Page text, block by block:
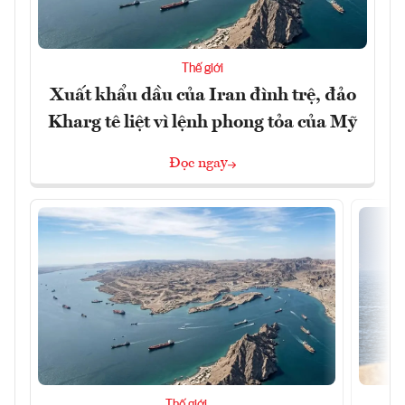
Thế giới
Xuất khẩu dầu của Iran đình trệ, đảo
Kharg tê liệt vì lệnh phong tỏa của Mỹ
Đọc ngay